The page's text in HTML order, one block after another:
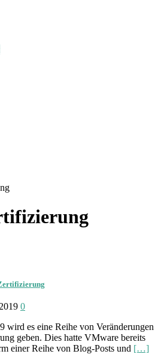
0
wird es eine Reihe von Veränderungen
geben. Dies hatte VMware bereits
einer Reihe von Blog-Posts und […]